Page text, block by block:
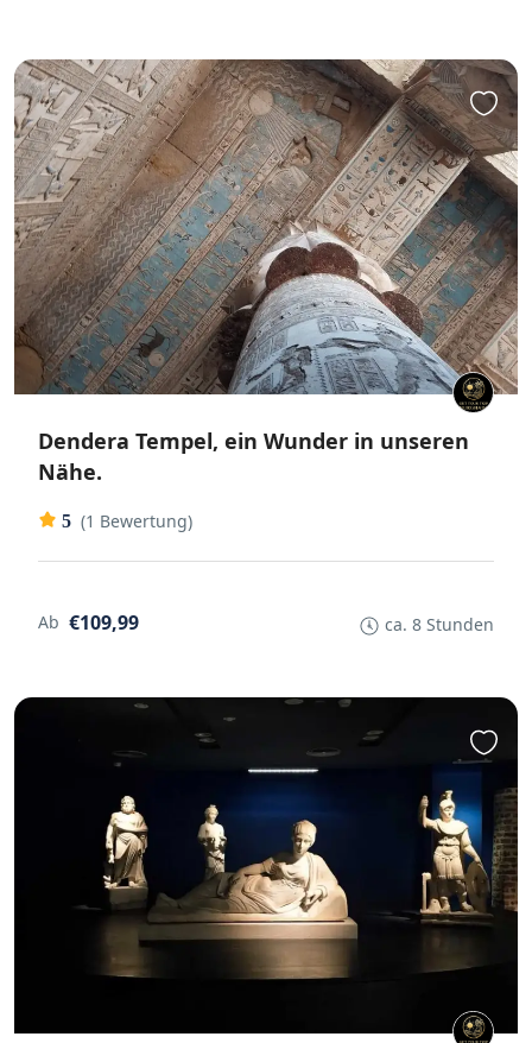
Dendera Tempel, ein Wunder in unseren
Nähe.
5 (1 Bewertung)
Ab €109,99 ca. 8 Stunden